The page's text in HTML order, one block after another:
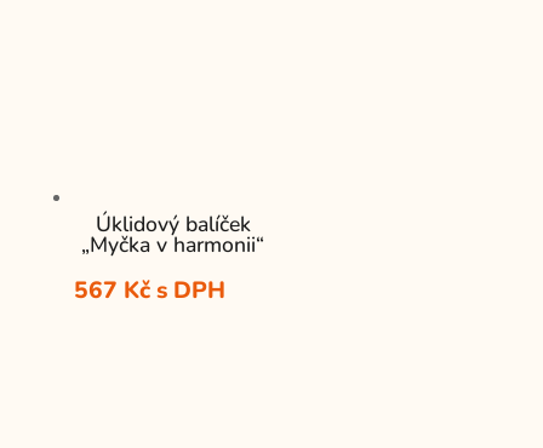
Úklidový balíček
„Myčka v harmonii“
567 Kč s DPH